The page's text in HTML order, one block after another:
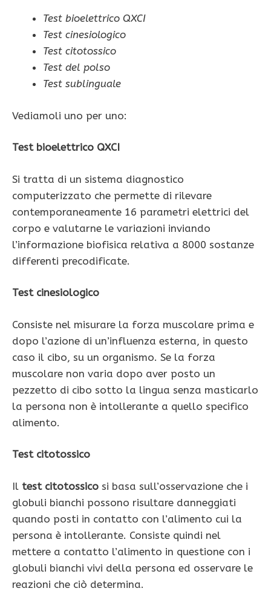
Test bioelettrico QXCI
Test cinesiologico
Test citotossico
Test del polso
Test sublinguale
Vediamoli uno per uno:
Test bioelettrico QXCI
Si tratta di un sistema diagnostico
computerizzato che permette di rilevare
contemporaneamente 16 parametri elettrici del
corpo e valutarne le variazioni inviando
l’informazione biofisica relativa a 8000 sostanze
differenti precodificate.
Test cinesiologico
Consiste nel misurare la forza muscolare prima e
dopo l’azione di un’influenza esterna, in questo
caso il cibo, su un organismo. Se la forza
muscolare non varia dopo aver posto un
pezzetto di cibo sotto la lingua senza masticarlo
la persona non è intollerante a quello specifico
alimento.
Test citotossico
Il test citotossico si basa sull’osservazione che i
globuli bianchi possono risultare danneggiati
quando posti in contatto con l’alimento cui la
persona è intollerante. Consiste quindi nel
mettere a contatto l’alimento in questione con i
globuli bianchi vivi della persona ed osservare le
reazioni che ciò determina.